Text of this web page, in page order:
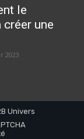
le
une
2023
Univers